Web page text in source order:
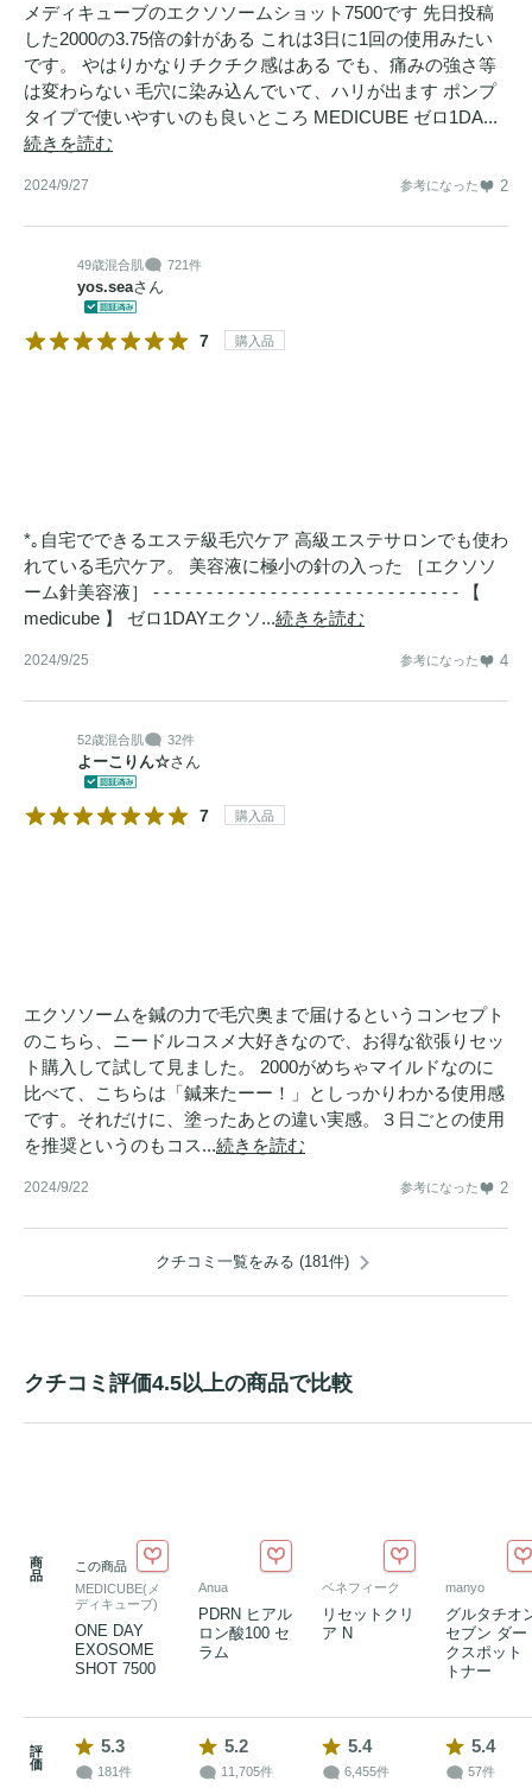
メディキューブのエクソソームショット7500です 先日投稿
した2000の3.75倍の針がある これは3日に1回の使用みたい
です。 やはりかなりチクチク感はある でも、痛みの強さ等
は変わらない 毛穴に染み込んでいて、ハリが出ます ポンプ
タイプで使いやすいのも良いところ MEDICUBE ゼロ1DA...
続きを読む
2024/9/27 参考になった 2
49歳混合肌 721件
yos.seaさん
7 購入品
*｡自宅でできるエステ級毛穴ケア 高級エステサロンでも使わ
れている毛穴ケア。 美容液に極小の針の入った ［エクソソ
ーム針美容液］ - - - - - - - - - - - - - - - - - - - - - - - - - - - - - 【
medicube 】 ゼロ1DAYエクソ...続きを読む
2024/9/25 参考になった 4
52歳混合肌 32件
よーこりん☆さん
7 購入品
エクソソームを鍼の力で毛穴奥まで届けるというコンセプト
のこちら、ニードルコスメ大好きなので、お得な欲張りセッ
ト購入して試して見ました。 2000がめちゃマイルドなのに
比べて、こちらは「鍼来たーー！」としっかりわかる使用感
です。それだけに、塗ったあとの違い実感。３日ごとの使用
を推奨というのもコス...続きを読む
2024/9/22 参考になった 2
クチコミ一覧をみる (181件)
クチコミ評価4.5以上の商品で比較
商
品
この商品
MEDICUBE(メ
ディキューブ)
ONE DAY
EXOSOME
SHOT 7500
Anua
PDRN ヒアル
ロン酸100 セ
ラム
ベネフィーク
リセットクリ
ア N
manyo
グルタチオ
セブン ダー
クスポット
トナー
評
価
5.3
181件
5.2
11,705件
5.4
6,455件
5.4
57件